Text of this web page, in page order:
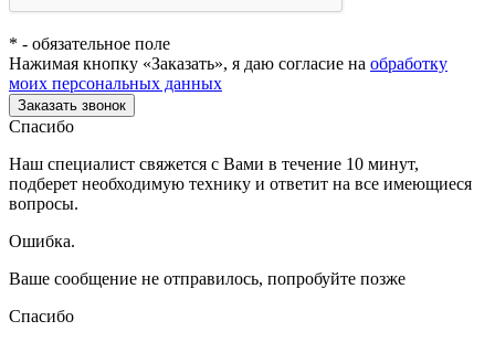
* - обязательное поле
Нажимая кнопку «Заказать», я даю согласие на обработку
моих персональных данных
Заказать звонок
Спасибо
Наш специалист свяжется с Вами в течение 10 минут,
подберет необходимую технику и ответит на все имеющиеся
вопросы.
Ошибка.
Ваше сообщение не отправилось, попробуйте позже
Спасибо